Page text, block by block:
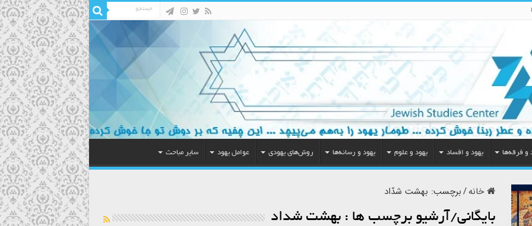
و فرقه‌ها یهود و افساد یهود و علوم یهود و رسانه‌ها روش‌های یهودی عوامل یهود سایر مباحث
خانه/برچسب: بهشت شدّاد
بایگانی/آرشیو برچسب ها :بهشت شدّاد